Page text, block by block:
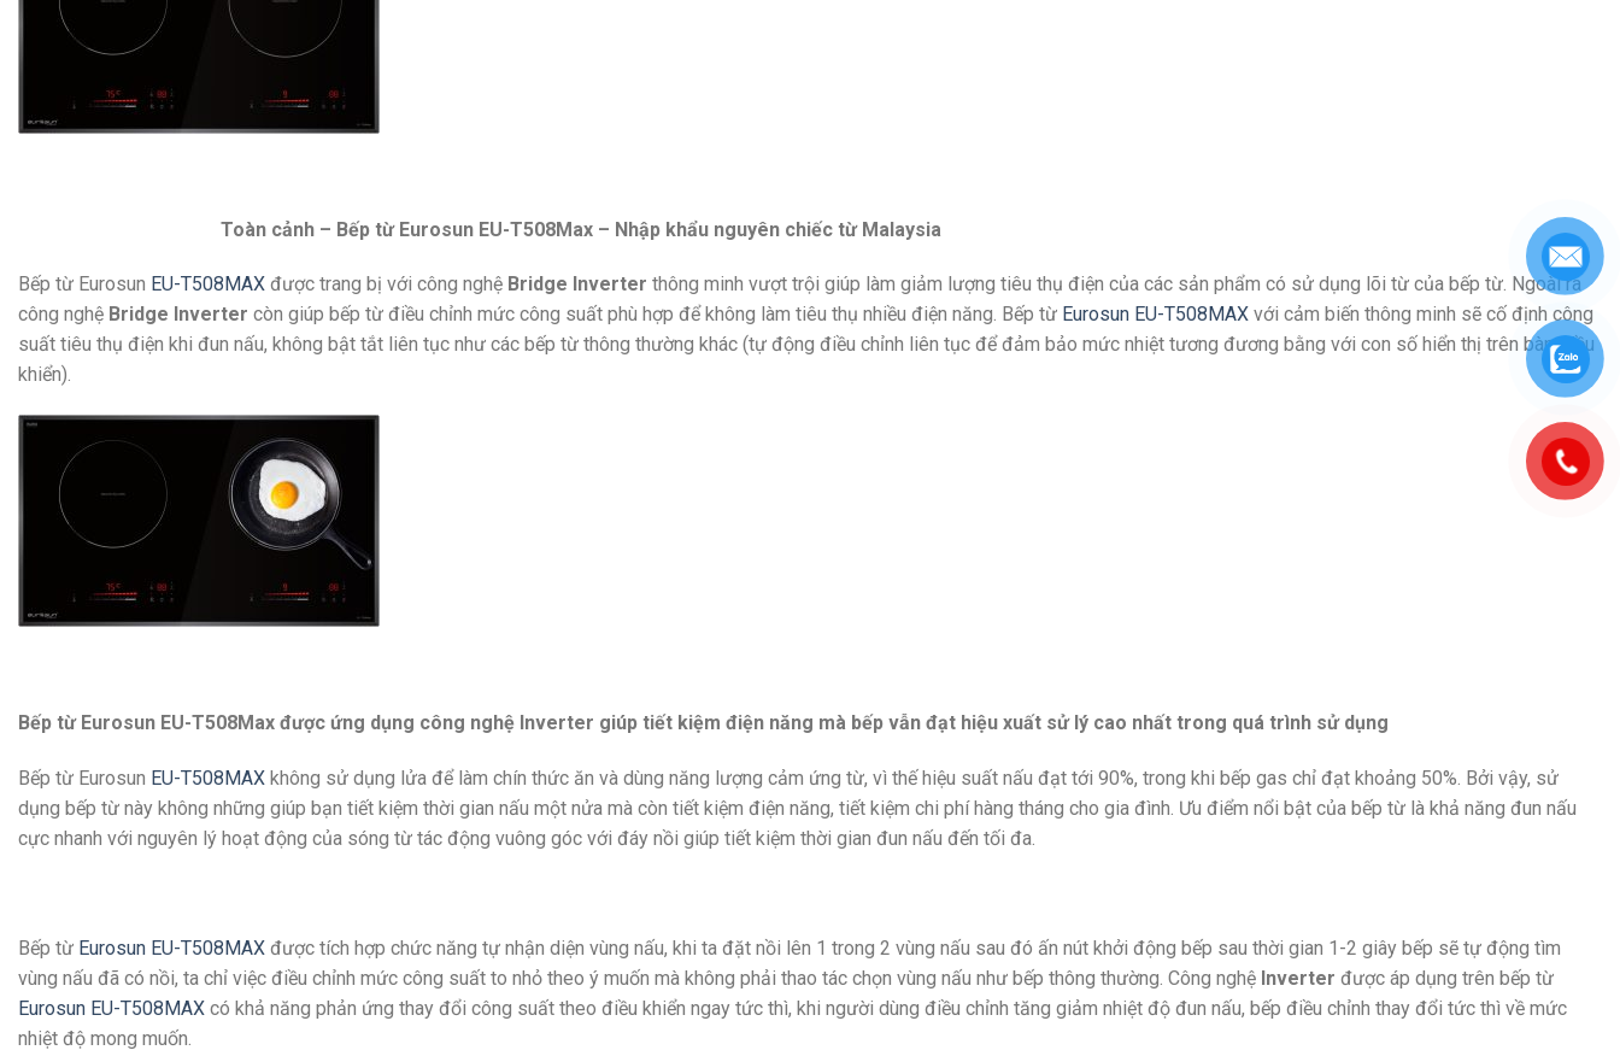
Toàn cảnh – Bếp từ Eurosun EU-T508Max – Nhập khẩu nguyên chiếc từ Malaysia
Bếp từ Eurosun EU-T508MAX được trang bị với công nghệ Bridge Inverter thông minh vượt trội giúp làm giảm lượng tiêu thụ điện của các sản phẩm có sử dụng lõi từ của bếp từ. Ngoài ra
công nghệ Bridge Inverter còn giúp bếp từ điều chỉnh mức công suất phù hợp để không làm tiêu thụ nhiều điện năng. Bếp từ Eurosun EU-T508MAX với cảm biến thông minh sẽ cố định công
suất tiêu thụ điện khi đun nấu, không bật tắt liên tục như các bếp từ thông thường khác (tự động điều chỉnh liên tục để đảm bảo mức nhiệt tương đương bằng với con số hiển thị trên bàn điều
khiển).
Bếp từ Eurosun EU-T508Max được ứng dụng công nghệ Inverter giúp tiết kiệm điện năng mà bếp vẫn đạt hiệu xuất sử lý cao nhất trong quá trình sử dụng
Bếp từ Eurosun EU-T508MAX không sử dụng lửa để làm chín thức ăn và dùng năng lượng cảm ứng từ, vì thế hiệu suất nấu đạt tới 90%, trong khi bếp gas chỉ đạt khoảng 50%. Bởi vậy, sử
dụng bếp từ này không những giúp bạn tiết kiệm thời gian nấu một nửa mà còn tiết kiệm điện năng, tiết kiệm chi phí hàng tháng cho gia đình. Ưu điểm nổi bật của bếp từ là khả năng đun nấu
cực nhanh với nguyên lý hoạt động của sóng từ tác động vuông góc với đáy nồi giúp tiết kiệm thời gian đun nấu đến tối đa.
Bếp từ Eurosun EU-T508MAX được tích hợp chức năng tự nhận diện vùng nấu, khi ta đặt nồi lên 1 trong 2 vùng nấu sau đó ấn nút khởi động bếp sau thời gian 1-2 giây bếp sẽ tự động tìm
vùng nấu đã có nồi, ta chỉ việc điều chỉnh mức công suất to nhỏ theo ý muốn mà không phải thao tác chọn vùng nấu như bếp thông thường. Công nghệ Inverter được áp dụng trên bếp từ
Eurosun EU-T508MAX có khả năng phản ứng thay đổi công suất theo điều khiển ngay tức thì, khi người dùng điều chỉnh tăng giảm nhiệt độ đun nấu, bếp điều chỉnh thay đổi tức thì về mức
nhiệt độ mong muốn.